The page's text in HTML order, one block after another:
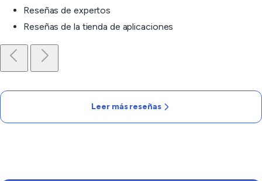
Reseñas de expertos
Reseñas de la tienda de aplicaciones
Leer más reseñas